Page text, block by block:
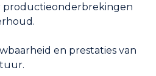
productieonderbrekingen
en prestaties van